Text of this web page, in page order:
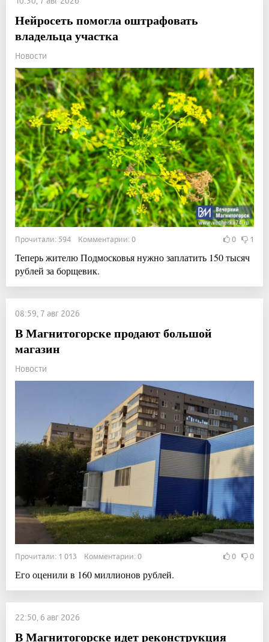
Нейросеть помогла оштрафовать
владельца участка
Новости
Прочитали: 594 Комментарии: 0 0 1
Теперь жителю Подмосковья нужно заплатить 150 тысяч
рублей за борщевик.
08:59, 7 авг 2026
В Магнитогорске продают большой
магазин
Новости
Прочитали: 1 013 Комментарии: 0 0 0
Его оценили в 160 миллионов рублей.
22:50, 6 авг 2026
В Магнитогорске идет реконструкция